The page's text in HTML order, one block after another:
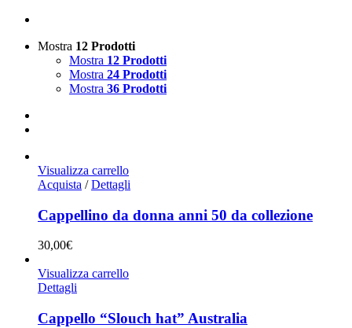
Mostra 12 Prodotti
Mostra 12 Prodotti
Mostra 24 Prodotti
Mostra 36 Prodotti
Visualizza carrello
Acquista / Dettagli
Cappellino da donna anni 50 da collezione
30,00€
Visualizza carrello
Dettagli
Cappello “Slouch hat” Australia